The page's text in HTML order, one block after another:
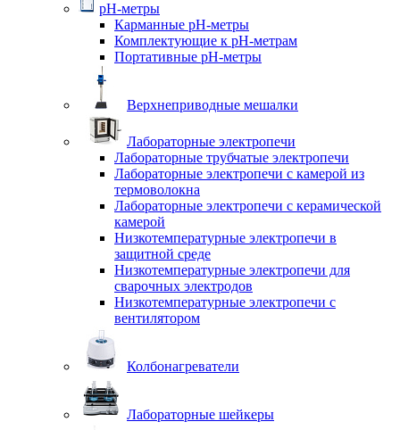
pH-метры
Карманные pH-метры
Комплектующие к pH-метрам
Портативные pH-метры
Верхнеприводные мешалки
Лабораторные электропечи
Лабораторные трубчатые электропечи
Лабораторные электропечи с камерой из
термоволокна
Лабораторные электропечи с керамической
камерой
Низкотемпературные электропечи в
защитной среде
Низкотемпературные электропечи для
cварочных электродов
Низкотемпературные электропечи с
вентилятором
Колбонагреватели
Лабораторные шейкеры